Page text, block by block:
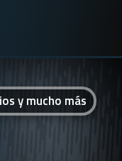
y mucho más